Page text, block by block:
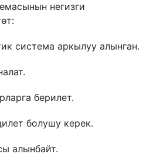
негизги
система аркылуу алынган.
берилет.
болушу керек.
алынбайт.